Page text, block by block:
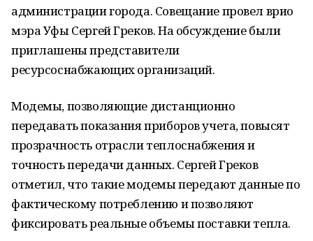
администрации города. Совещание провел врио
мэра Уфы Сергей Греков. На обсуждение были
приглашены представители
ресурсоснабжающих организаций.
Модемы, позволяющие дистанционно
передавать показания приборов учета, повысят
прозрачность отрасли теплоснабжения и
точность передачи данных. Сергей Греков
отметил, что такие модемы передают данные по
фактическому потреблению и позволяют
фиксировать реальные объемы поставки тепла.